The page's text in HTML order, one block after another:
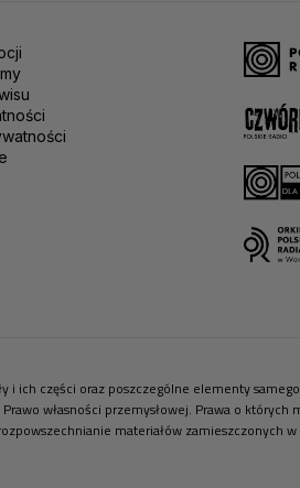
i ich części oraz poszczególne elementy
własności przemysłowej. Prawa o
materiałów